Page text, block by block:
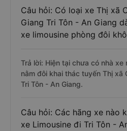
Câu hỏi: Có loại xe Thị xã
Giang Tri Tôn - An Giang
xe limousine phòng đôi
Trả lời: Hiện tại chưa có nhà xe
nằm đôi khai thác tuyến Thị xã
Tri Tôn - An Giang.
Câu hỏi: Các hãng xe nào
xe Limousine đi Tri Tôn -